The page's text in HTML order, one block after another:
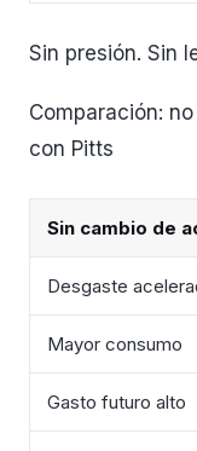
Sin presión. Sin
Comparación:
con Pitts
Sin cambio de
Desgaste
Mayor consumo
Gasto futuro alto